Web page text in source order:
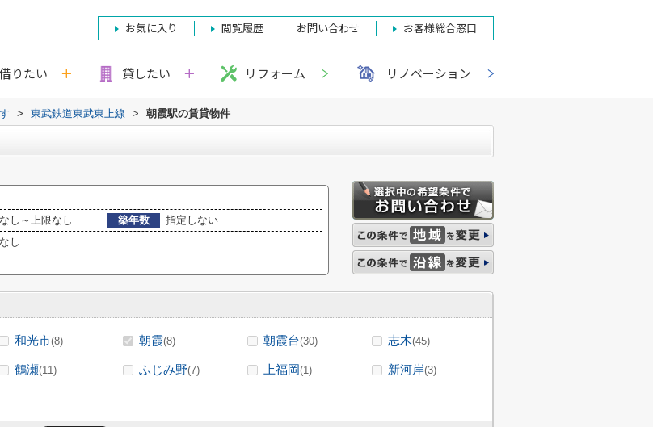
お気に入り 閲覧履歴 お問い合わせ お客様総合窓口
借りたい 貸したい リフォーム リノベーション
> 東武鉄道東武東上線 > 朝霞駅の賃貸物件
し～上限なし 築年数
指定しない
し
和光市(8) 朝霞(8) 朝霞台(30) 志木(45)
鶴瀬(11) ふじみ野(7) 上福岡(1) 新河岸(3)